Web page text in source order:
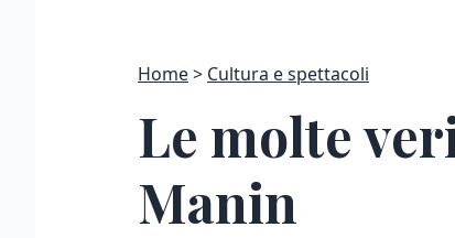
Home Cultura e spettacoli
Le molte
Manin